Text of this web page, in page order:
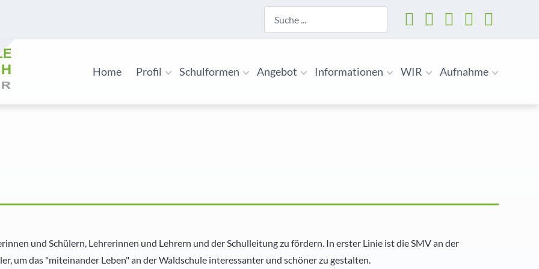
Home Profil Schulformen Angebot Informationen WIR Aufnahme
und Schülern, Lehrerinnen und Lehrern und der Schulleitung zu fördern. In erster Linie ist die SMV an der
um das "miteinander Leben" an der Waldschule interessanter und schöner zu gestalten.